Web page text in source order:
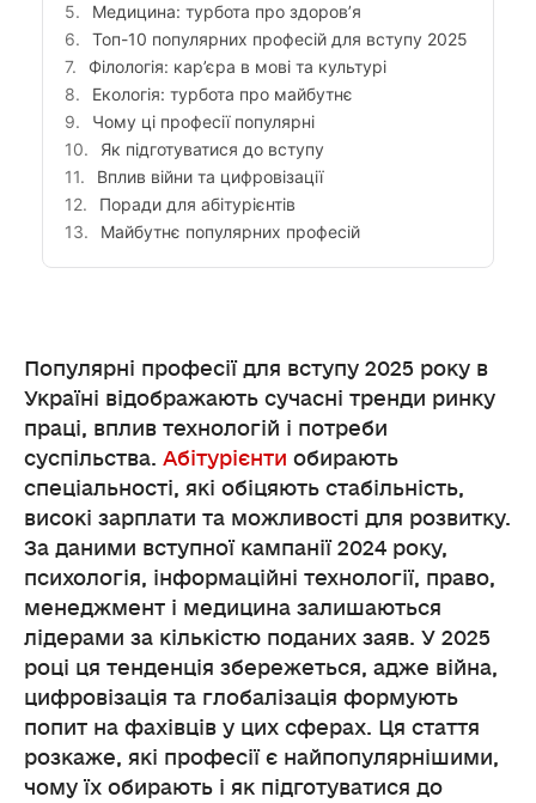
Медицина: турбота про здоров’я
Топ-10 популярних професій для вступу 2025
Філологія: кар’єра в мові та культурі
Екологія: турбота про майбутнє
Чому ці професії популярні
Як підготуватися до вступу
Вплив війни та цифровізації
Поради для абітурієнтів
Майбутнє популярних професій
Популярні професії для вступу 2025 року в
Україні відображають сучасні тренди ринку
праці, вплив технологій і потреби
суспільства. Абітурієнти обирають
спеціальності, які обіцяють стабільність,
високі зарплати та можливості для розвитку.
За даними вступної кампанії 2024 року,
психологія, інформаційні технології, право,
менеджмент і медицина залишаються
лідерами за кількістю поданих заяв. У 2025
році ця тенденція збережеться, адже війна,
цифровізація та глобалізація формують
попит на фахівців у цих сферах. Ця стаття
розкаже, які професії є найпопулярнішими,
чому їх обирають і як підготуватися до